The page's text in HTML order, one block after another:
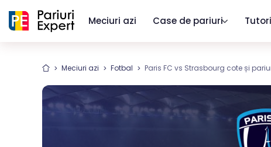
Meciuri azi Case de pariuri
Meciuri azi Fotbal Paris FC vs Strasbourg cote și